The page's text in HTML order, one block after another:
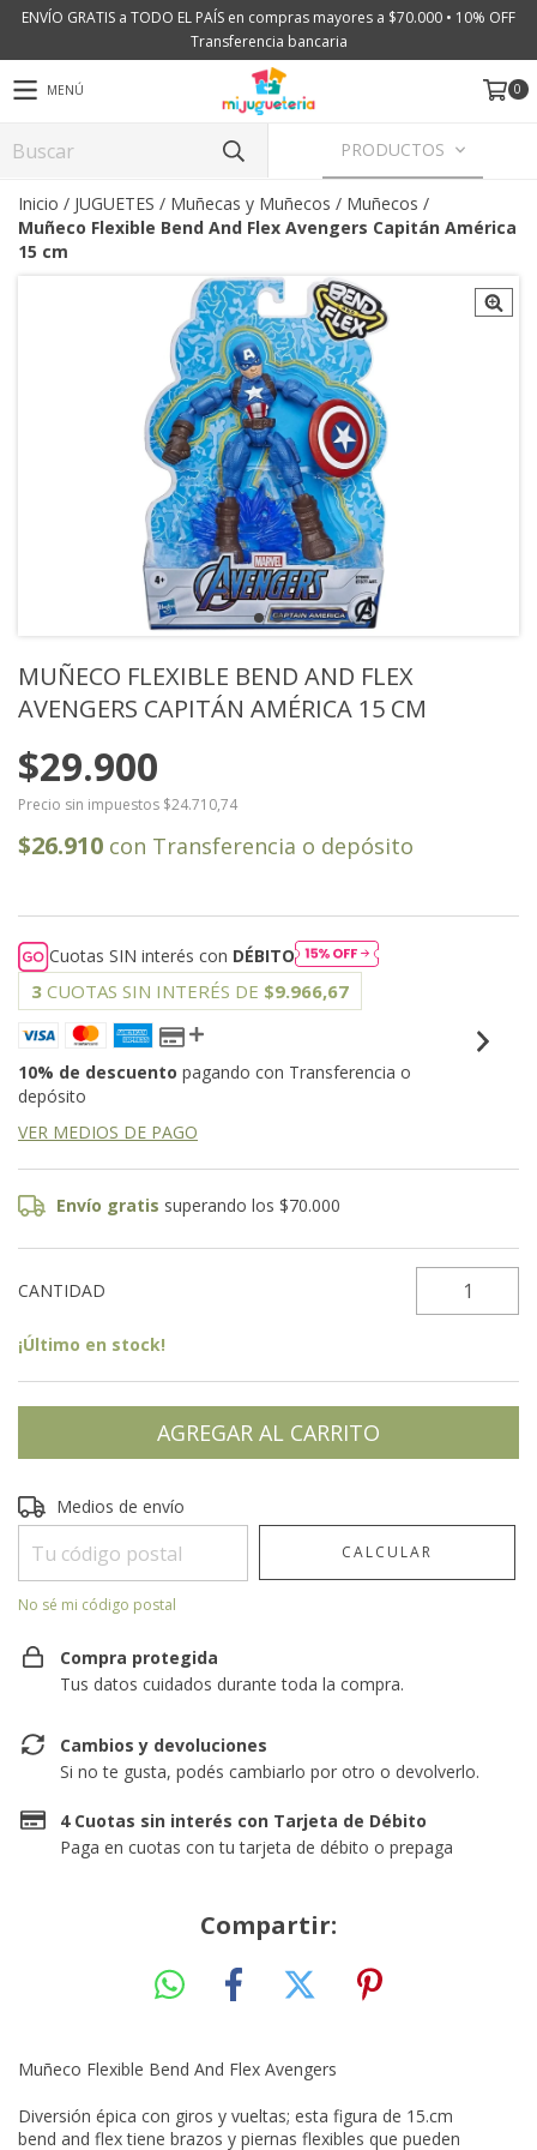
ENVÍO GRATIS a TODO EL PAÍS en compras mayores a $70.000 • 10% OFF
Transferencia bancaria
MENÚ 0
PRODUCTOS
Inicio / JUGUETES / Muñecas y Muñecos / Muñecos /
Muñeco Flexible Bend And Flex Avengers Capitán América
15 cm
MUÑECO FLEXIBLE BEND AND FLEX
AVENGERS CAPITÁN AMÉRICA 15 CM
$29.900
Precio sin impuestos $24.710,74
$26.910 con Transferencia o depósito
Cuotas SIN interés con DÉBITO
3 CUOTAS SIN INTERÉS DE $9.966,67
10% de descuento pagando con Transferencia o
depósito
VER MEDIOS DE PAGO
Envío gratis superando los$70.000
CANTIDAD
¡Último en stock!
Entregas para el CP:
Medios de envío
CALCULAR
No sé mi código postal
Compra protegida
Tus datos cuidados durante toda la compra.
Cambios y devoluciones
Si no te gusta, podés cambiarlo por otro o devolverlo.
4 Cuotas sin interés con Tarjeta de Débito
Paga en cuotas con tu tarjeta de débito o prepaga
Compartir:
Muñeco Flexible Bend And Flex Avengers
Diversión épica con giros y vueltas; esta figura de 15.cm
bend and flex tiene brazos y piernas flexibles que pueden